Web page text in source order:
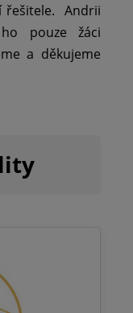
řešitele. Andrii
pouze žáci
a děkujeme